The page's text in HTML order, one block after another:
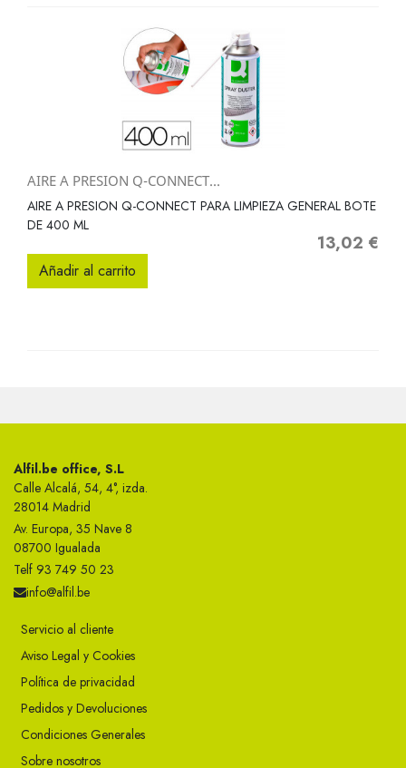
AIRE A PRESION Q-CONNECT...
AIRE A PRESION Q-CONNECT PARA LIMPIEZA GENERAL BOTE
DE 400 ML
Precio
13,02 €
Añadir al carrito
Alfil.be office, S.L
Calle Alcalá, 54, 4°, izda.
28014 Madrid
Av. Europa, 35 Nave 8
08700 Igualada
Telf 93 749 50 23
info@alfil.be
Servicio al cliente
Aviso Legal y Cookies
Política de privacidad
Pedidos y Devoluciones
Condiciones Generales
Sobre nosotros